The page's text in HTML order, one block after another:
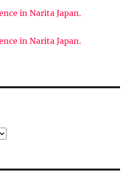
in Narita Japan.
in Narita Japan.